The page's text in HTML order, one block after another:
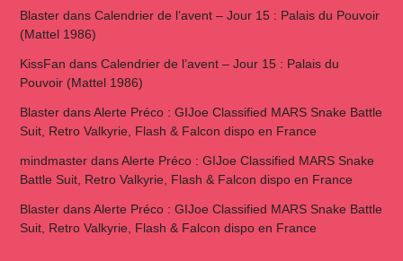
Blasterdans Calendrier de l’avent – Jour 15 : Palais du Pouvoir
(Mattel 1986)
KissFan dans Calendrier de l’avent – Jour 15 : Palais du
Pouvoir (Mattel 1986)
BlasterdansAlerte Préco : GIJoe Classified MARS Snake Battle
Suit, Retro Valkyrie, Flash & Falcon dispo en France
mindmasterdansAlerte Préco : GIJoe Classified MARS Snake
Battle Suit, Retro Valkyrie, Flash & Falcon dispo en France
BlasterdansAlerte Préco : GIJoe Classified MARS Snake Battle
Suit, Retro Valkyrie, Flash & Falcon dispo en France